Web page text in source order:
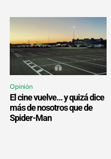
Opinión
El cine vuelve… y quizá dice
más de nosotros que de
Spider-Man